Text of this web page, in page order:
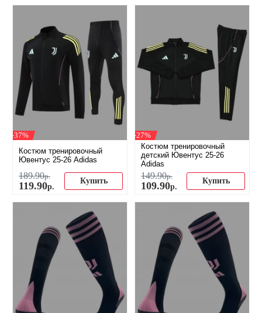
-37%
Костюм тренировочный
Ювентус 25-26 Adidas
189.90р.
119.90р.
Купить
-27%
Костюм тренировочный
детский Ювентус 25-26
Adidas
149.90р.
109.90р.
Купить